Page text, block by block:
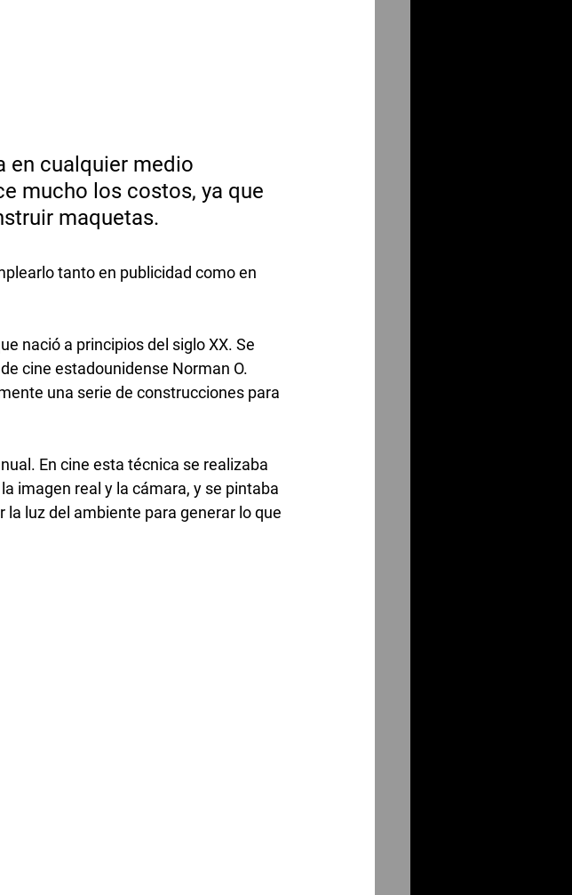
en cualquier medio
mucho los costos, ya que
maquetas.
tanto en publicidad como en
nació a principios del siglo XX. Se
cine estadounidense Norman O.
una serie de construcciones para
En cine esta técnica se realizaba
imagen real y la cámara, y se pintaba
luz del ambiente para generar lo que